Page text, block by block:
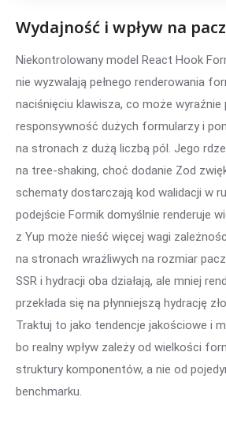
Wydajność i wpływ na
Niekontrolowany model React Hook
nie wyzwalają pełnego renderowania
naciśnięciu klawisza, co może wyraźnie
responsywność dużych formularzy i
na stronach z dużą liczbą pól. Jego
na tree-shaking, choć dodanie Zod
schematy dostarczają kod walidacji w
podejście Formik domyślnie renderuje
z Yup może nieść więcej wagi
na stronach wrażliwych na rozmiar
SSR i hydracji oba działają, ale mniej
przekłada się na płynniejszą hydrację
Traktuj to jako tendencje jakościowe i
bo realny wpływ zależy od wielkości
struktury komponentów, a nie od
benchmarku.